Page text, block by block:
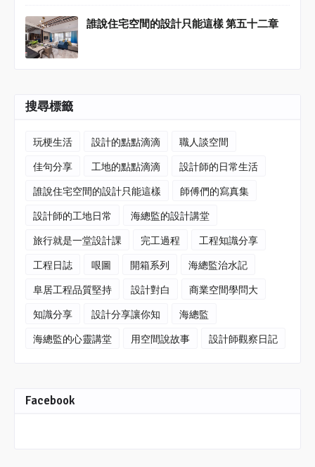
誰說住宅空間的設計只能這樣 第五十二章
搜尋標籤
玩梗生活 設計的點點滴滴
職人談空間
佳句分享
工地的點點滴滴
設計師的日常生活
誰說住宅空間的設計只能這樣
師傅們的寫真集
設計師的工地日常
海總監的設計講堂
旅行就是一堂設計課
完工過程
工程知識分享
工程日誌
哏圖 開箱系列
海總監治水記
阜居工程品質堅持
設計對白
商業空間學問大
知識分享
設計分享讓你知
海總監
海總監的心靈講堂
用空間說故事 設計師觀察日記
Facebook